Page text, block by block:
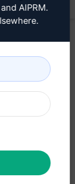
Writing Prompts
アウ
AIPRM.